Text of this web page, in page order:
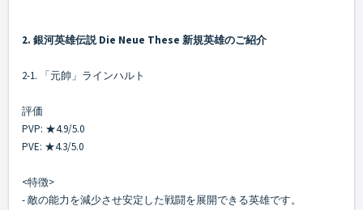
2. 銀河英雄伝説 Die Neue These 新規英雄のご紹介
2-1. 「元帥」ラインハルト
評価
PVP: ★4.9/5.0
PVE: ★4.3/5.0
<特徴>
- 敵の能力を減少させ安定した戦闘を展開できる英雄です。